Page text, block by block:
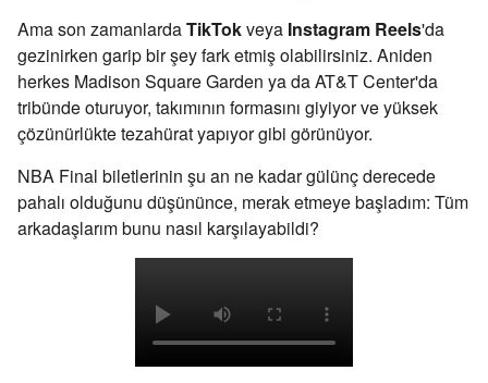
Ama son zamanlardaTikTokveya Instagram Reels'da
gezinirken garip bir şey fark etmiş olabilirsiniz. Aniden
herkes Madison Square Garden ya da AT&T Center'da
tribünde oturuyor, takımının formasını giyiyor ve yüksek
çözünürlükte tezahürat yapıyor gibi görünüyor.
NBA Final biletlerinin şu an ne kadar gülünç derecede
pahalı olduğunu düşününce, merak etmeye başladım: Tüm
arkadaşlarım bunu nasıl karşılayabildi?